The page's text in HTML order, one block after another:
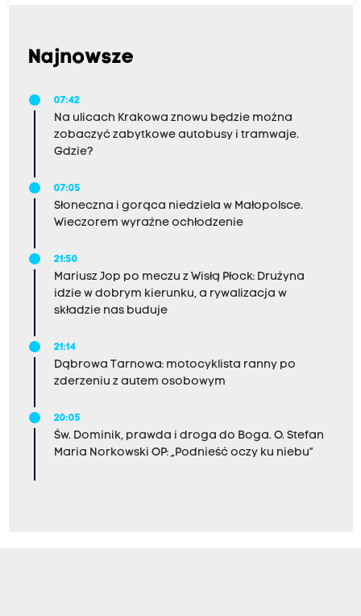
Najnowsze
07:42
Na ulicach Krakowa znowu będzie można
zobaczyć zabytkowe autobusy i tramwaje.
Gdzie?
07:05
Słoneczna i gorąca niedziela w Małopolsce.
Wieczorem wyraźne ochłodzenie
21:50
Mariusz Jop po meczu z Wisłą Płock: Drużyna
idzie w dobrym kierunku, a rywalizacja w
składzie nas buduje
21:14
Dąbrowa Tarnowa: motocyklista ranny po
zderzeniu z autem osobowym
20:05
Św. Dominik, prawda i droga do Boga. O. Stefan
Maria Norkowski OP: „Podnieść oczy ku niebu”